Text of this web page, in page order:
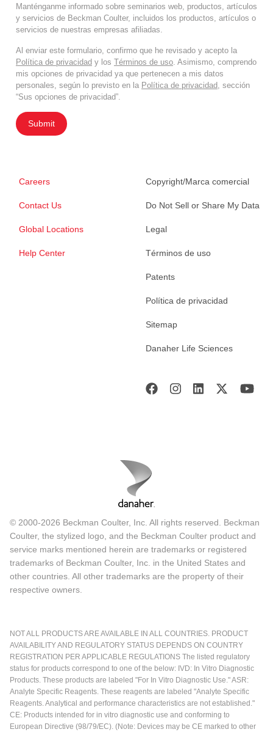
Manténganme informado sobre seminarios web, productos, artículos
y servicios de Beckman Coulter, incluidos los productos, artículos o
servicios de nuestras empresas afiliadas.
Al enviar este formulario, confirmo que he revisado y acepto la
Política de privacidad y los Términos de uso . Asimismo, comprendo
mis opciones de privacidad ya que pertenecen a mis datos
personales, según lo previsto en la Política de privacidad , sección
“Sus opciones de privacidad”.
Submit
Careers
Contact Us
Global Locations
Help Center
Copyright/Marca comercial
Do Not Sell or Share My Data
Legal
Términos de uso
Patents
Política de privacidad
Sitemap
Danaher Life Sciences
© 2000-2026 Beckman Coulter, Inc. All rights reserved. Beckman
Coulter, the stylized logo, and the Beckman Coulter product and
service marks mentioned herein are trademarks or registered
trademarks of Beckman Coulter, Inc. in the United States and
other countries. All other trademarks are the property of their
respective owners.
NOT ALL PRODUCTS ARE AVAILABLE IN ALL COUNTRIES. PRODUCT
AVAILABILITY AND REGULATORY STATUS DEPENDS ON COUNTRY
REGISTRATION PER APPLICABLE REGULATIONS The listed regulatory
status for products correspond to one of the below: IVD: In Vitro Diagnostic
Products. These products are labeled "For In Vitro Diagnostic Use." ASR:
Analyte Specific Reagents. These reagents are labeled "Analyte Specific
Reagents. Analytical and performance characteristics are not established."
CE: Products intended for in vitro diagnostic use and conforming to
European Directive (98/79/EC). (Note: Devices may be CE marked to other